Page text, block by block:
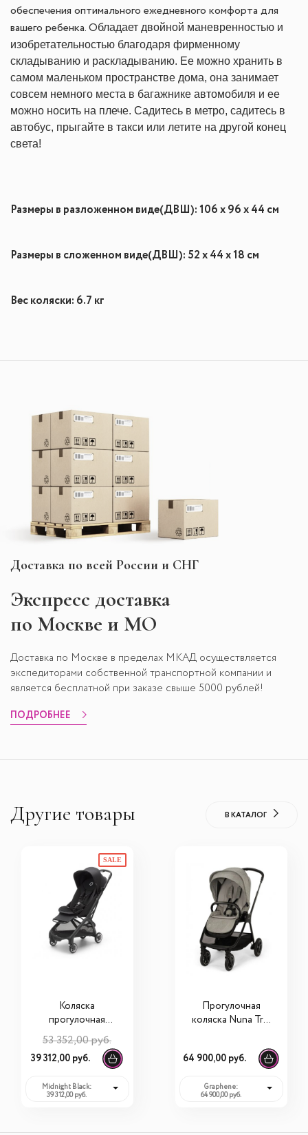
обеспечения оптимального ежедневного комфорта для
вашего ребенка. Обладает двойной маневренностью и
изобретательностью благодаря фирменному
складыванию и раскладыванию. Ее можно хранить в
самом маленьком пространстве дома, она занимает
совсем немного места в багажнике автомобиля и ее
можно носить на плече. Садитесь в метро, ​​садитесь в
автобус, прыгайте в такси или летите на другой конец
света!
Размеры в разложенном виде(ДВШ): 106 x 96 x 44 см
Размеры в сложенном виде(ДВШ): 52 x 44 x 18 см
Вес коляски: 6.7 кг
Доставка по всей России и СНГ
Экспресс доставка
по Москве и МО
Доставка по Москве в пределах МКАД осуществляется
экспедиторами собственной транспортной компании и
является бесплатной при заказе свыше 5000 рублей!
ПОДРОБНЕЕ
Другие товары В КАТАЛОГ
SALE
Коляска
прогулочная
Bugaboo Butterfly
53 352,00 руб.
39 312,00 руб.
Midnight Black:
39 312,00 руб.
Прогулочная
коляска Nuna Triv
64 900,00 руб.
Graphene:
64 900,00 руб.